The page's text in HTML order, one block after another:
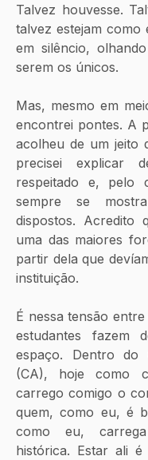
Talvez houvesse.
talvez estejam como
em silêncio,
serem os únicos.
Mas, mesmo em
encontrei pontes. A
acolheu de um jeito
precisei explicar
respeitado e, pelo
sempre se
dispostos. Acredito
uma das maiores
partir dela que
instituição.
É nessa tensão
estudantes fazem
espaço. Dentro do
(CA), hoje como
carrego comigo o
quem, como eu, é
como eu,
histórica. Estar ali